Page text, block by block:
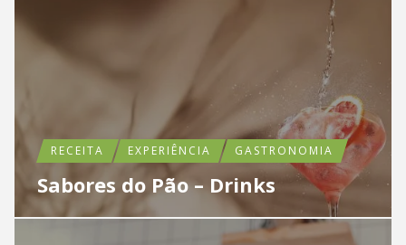
RECEITA EXPERIÊNCIA GASTRONOMIA
Sabores do Pão – Drinks